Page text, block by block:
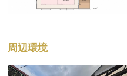
周辺環境